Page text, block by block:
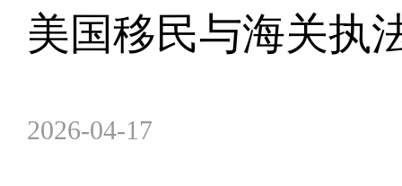
美国移民与海关执
2026-04-17